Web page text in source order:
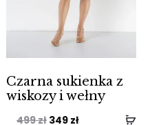
Czarna sukienka z
wiskozy i wełny
499zł Pierwotna
349 złAktualna